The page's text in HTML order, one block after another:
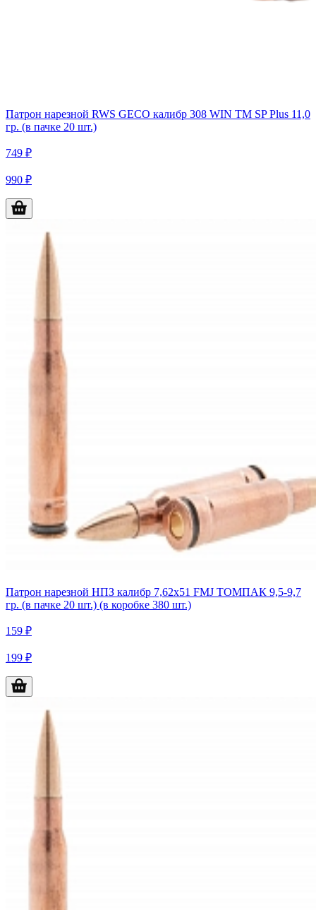
Патрон нарезной RWS GECO калибр 308 WIN TM SP Plus 11,0
гр. (в пачке 20 шт.)
749 ₽
990 ₽
Патрон нарезной НПЗ калибр 7,62х51 FMJ ТОМПАК 9,5-9,7
гр. (в пачке 20 шт.) (в коробке 380 шт.)
159 ₽
199 ₽